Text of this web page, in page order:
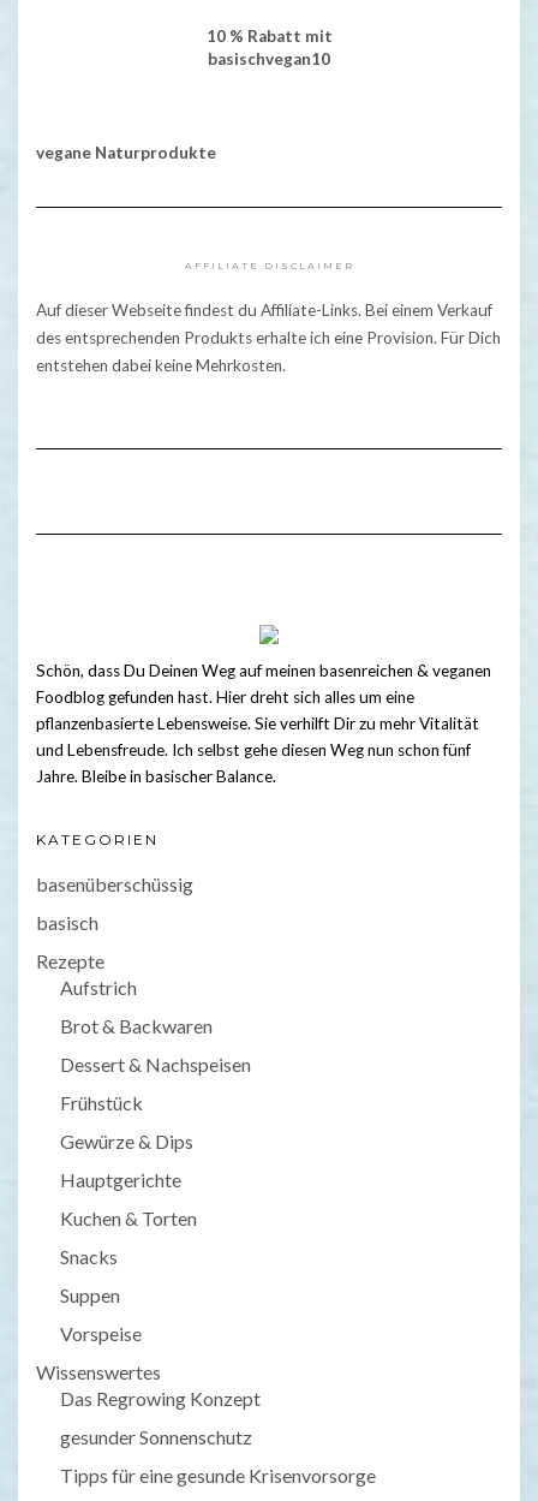
10 % Rabatt mit
basischvegan10
vegane Naturprodukte
AFFILIATE DISCLAIMER
Auf dieser Webseite findest du Affiliate-Links. Bei einem Verkauf
des entsprechenden Produkts erhalte ich eine Provision. Für Dich
entstehen dabei keine Mehrkosten.
Schön, dass Du Deinen Weg auf meinen basenreichen & veganen
Foodblog gefunden hast. Hier dreht sich alles um eine
pflanzenbasierte Lebensweise. Sie verhilft Dir zu mehr Vitalität
und Lebensfreude. Ich selbst gehe diesen Weg nun schon fünf
Jahre. Bleibe in basischer Balance.
KATEGORIEN
basenüberschüssig
basisch
Rezepte
Aufstrich
Brot & Backwaren
Dessert & Nachspeisen
Frühstück
Gewürze & Dips
Hauptgerichte
Kuchen & Torten
Snacks
Suppen
Vorspeise
Wissenswertes
Das Regrowing Konzept
gesunder Sonnenschutz
Tipps für eine gesunde Krisenvorsorge